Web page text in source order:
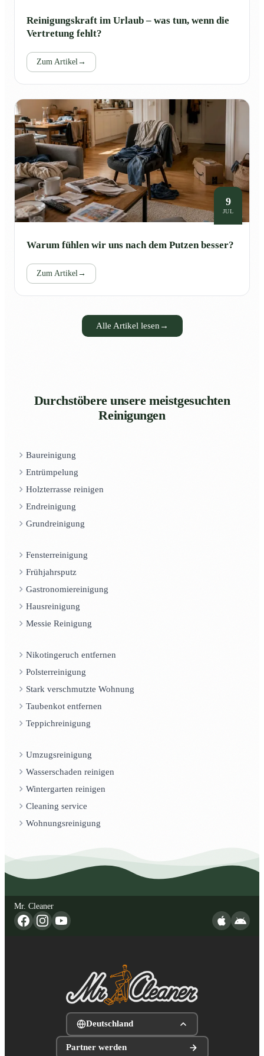
Reinigungskraft im Urlaub – was tun, wenn die
Vertretung fehlt?
Zum Artikel →
9
JUL
Warum fühlen wir uns nach dem Putzen besser?
Zum Artikel →
Alle Artikel lesen →
Durchstöbere unsere meistgesuchten
Reinigungen
Baureinigung
Entrümpelung
Holzterrasse reinigen
Endreinigung
Grundreinigung
Fensterreinigung
Frühjahrsputz
Gastronomiereinigung
Hausreinigung
Messie Reinigung
Nikotingeruch entfernen
Polsterreinigung
Stark verschmutzte Wohnung
Taubenkot entfernen
Teppichreinigung
Umzugsreinigung
Wasserschaden reinigen
Wintergarten reinigen
Cleaning service
Wohnungsreinigung
Mr. Cleaner
Deutschland
Partner werden